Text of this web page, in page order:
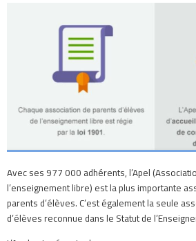
Avec ses 977 000 adhérents, l’Apel
l’enseignement libre) est la plus importante
parents d’élèves. C’est également la seule
d’élèves reconnue dans le Statut de